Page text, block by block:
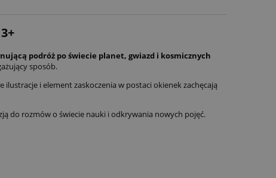
podróż po świecie planet, gwiazd i kosmicznych
sposób.
i element zaskoczenia w postaci okienek zachęcają
do rozmów o świecie nauki i odkrywania nowych pojęć.